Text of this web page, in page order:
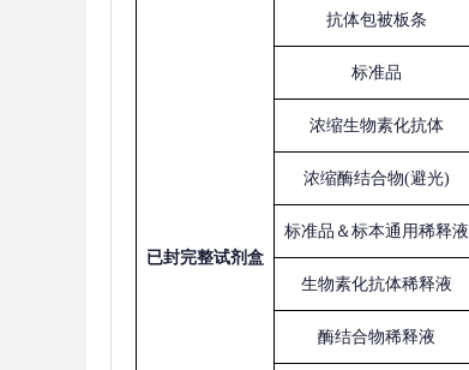
已封完整试剂盒
抗体包被板条
标准品
浓缩生物素化抗体
浓缩酶结合物(避光)
标准品＆标本通用稀释液
生物素化抗体稀释液
酶结合物稀释液